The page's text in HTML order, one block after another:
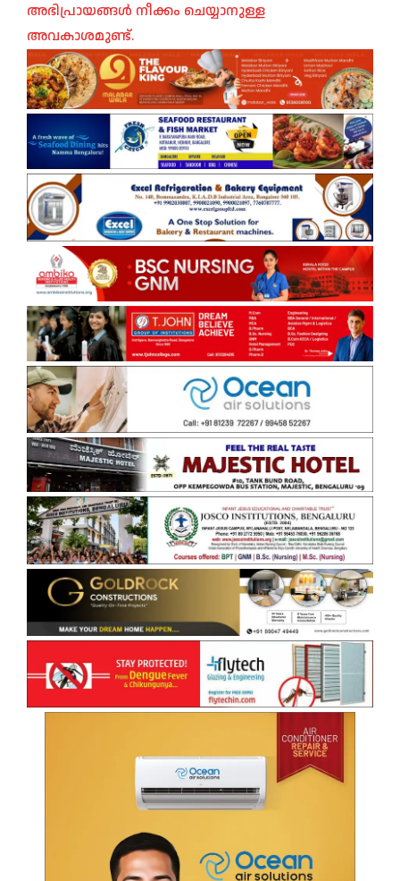
അഭിപ്രായങ്ങൾ നീക്കം ചെയ്യാനുള്ള
അവകാശമുണ്ട്.